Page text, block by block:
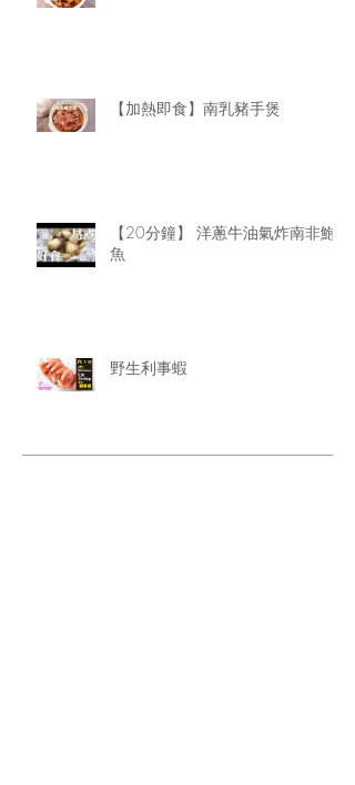
【加熱即食】南乳豬手煲
【20分鐘】 洋蔥牛油氣炸南非鮑
魚
野生利事蝦